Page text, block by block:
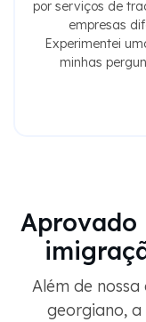
por serviços de
empresas
Experimentei
minhas
Aprovado
Além de
georgiano,